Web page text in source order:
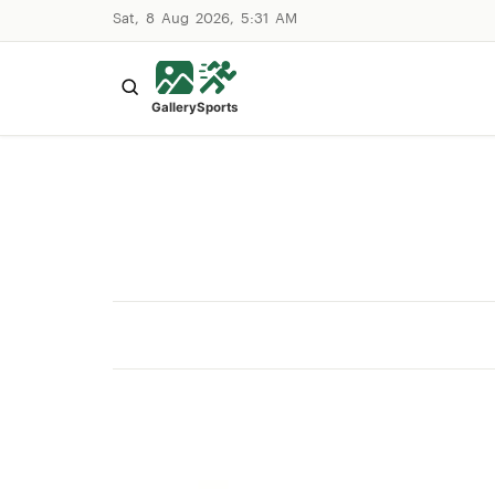
Sat, 8 Aug 2026, 5:31 AM
Sports
Gallery